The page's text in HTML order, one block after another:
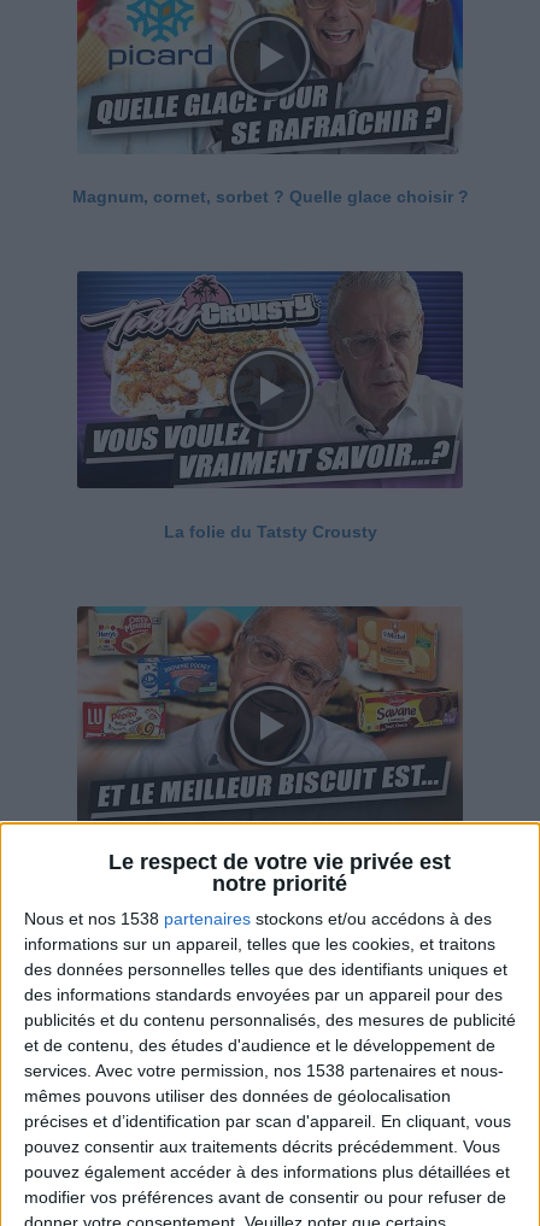
Le respect de votre vie privée est
notre priorité
Nous et nos 1538 partenaires stockons et/ou accédons à des
informations sur un appareil, telles que les cookies, et traitons
des données personnelles telles que des identifiants uniques et
des informations standards envoyées par un appareil pour des
publicités et du contenu personnalisés, des mesures de publicité
et de contenu, des études d'audience et le développement de
services. Avec votre permission, nos 1538 partenaires et nous-
mêmes pouvons utiliser des données de géolocalisation
précises et d’identification par scan d'appareil. En cliquant, vous
pouvez consentir aux traitements décrits précédemment. Vous
pouvez également accéder à des informations plus détaillées et
modifier vos préférences avant de consentir ou pour refuser de
donner votre consentement. Veuillez noter que certains
Magnum, cornet, sorbet ? Quelle glace choisir ?
La folie du Tatsty Crousty
Savane, LU, Pepito, Harrys... Que valent vraiment
ces gâteaux ?
Webinaires en direct Voir tout